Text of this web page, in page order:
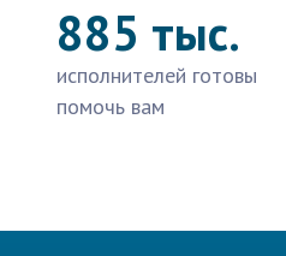
885 тыс.
исполнителей готовы
помочь вам